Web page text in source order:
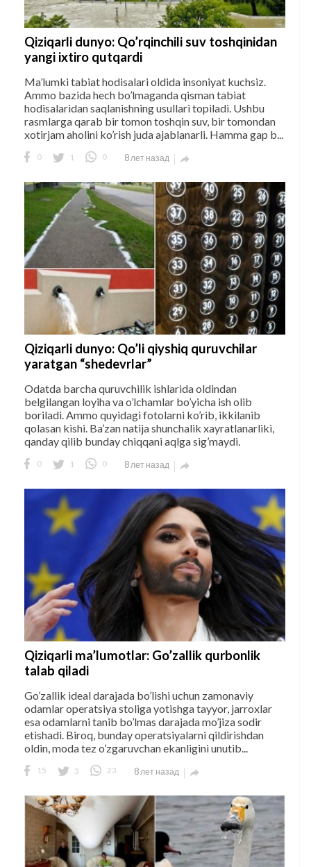
Qiziqarli dunyo: Qo’rqinchili suv toshqinidan
yangi ixtiro qutqardi
Ma’lumki tabiat hodisalari oldida insoniyat kuchsiz.
Ammo bazida hech bo’lmaganda qisman tabiat
hodisalaridan saqlanishning usullari topiladi. Ushbu
rasmlarga qarab bir tomon toshqin suv, bir tomondan
xotirjam aholini ko’rish juda ajablanarli. Hamma gap b...
0 1 0 8 лет назад 
Qiziqarli dunyo: Qo’li qiyshiq quruvchilar
yaratgan “shedevrlar”
Odatda barcha quruvchilik ishlarida oldindan
belgilangan loyiha va o’lchamlar bo’yicha ish olib
boriladi. Ammo quyidagi fotolarni ko’rib, ikkilanib
qolasan kishi. Ba’zan natija shunchalik xayratlanarliki,
qanday qilib bunday chiqqani aqlga sig’maydi.
0 1 0 8 лет назад 
Qiziqarli ma’lumotlar: Go’zallik qurbonlik
talab qiladi
Go’zallik ideal darajada bo’lishi uchun zamonaviy
odamlar operatsiya stoliga yotishga tayyor, jarroxlar
esa odamlarni tanib bo’lmas darajada mo’jiza sodir
etishadi. Biroq, bunday operatsiyalarni qildirishdan
oldin, moda tez o’zgaruvchan ekanligini unutib...
15 3 23 8 лет назад 